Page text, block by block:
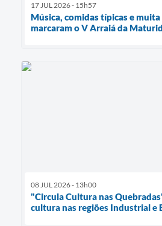
17 JUL 2026 - 15h57
Música, comidas típicas e
marcaram o V Arraiá da
08 JUL 2026 - 13h00
"Circula Cultura nas
cultura nas regiões Industrial e